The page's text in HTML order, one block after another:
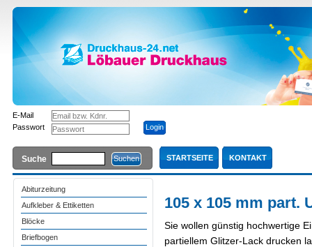
E-Mail
Passwort
Suche STARTSEITE KONTAKT
Abiturzeitung
Aufkleber & Ettiketten
Blöcke
Briefbogen
105 x 105 mm part.
Sie wollen günstig hochwertige
partiellem Glitzer-Lack drucken